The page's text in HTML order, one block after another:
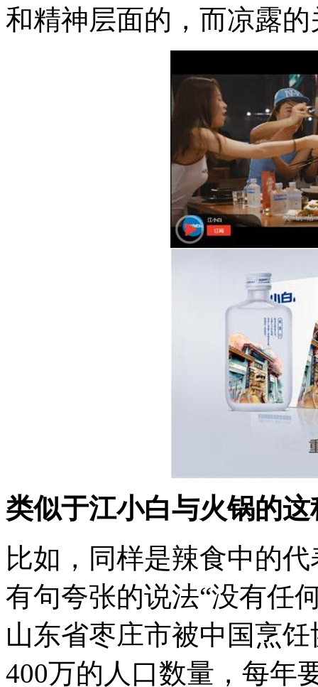
和精神层面的，而凉露
类似于江小白与火锅的
比如，同样是辣食中的
有句夸张的说法“没有任
山东省枣庄市被中国烹
400万的人口数量，每年